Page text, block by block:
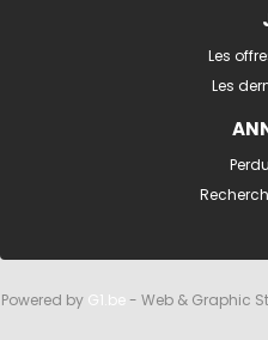
Les
Les
Powered by G1.be- Web & Graphic